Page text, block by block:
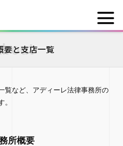
要と支店一覧
覧など、アディーレ法律事務所の
所概要